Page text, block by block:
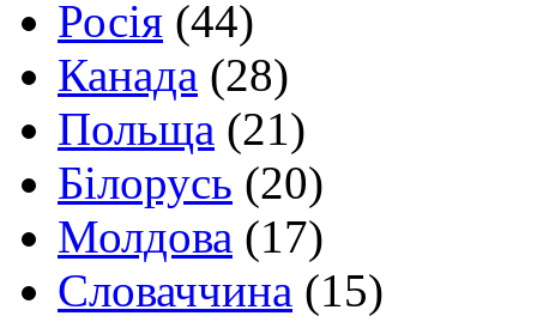
Росія (44)
Канада (28)
Польща (21)
Білорусь (20)
Молдова (17)
Словаччина (15)